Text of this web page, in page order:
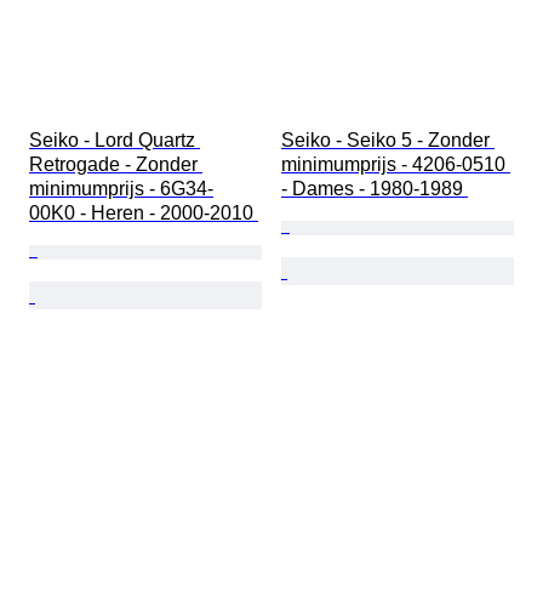
Seiko - Lord Quartz
Retrogade - Zonder
minimumprijs - 6G34-
00K0 - Heren - 2000-2010
Seiko - Seiko 5 - Zonder
minimumprijs - 4206-0510
- Dames - 1980-1989